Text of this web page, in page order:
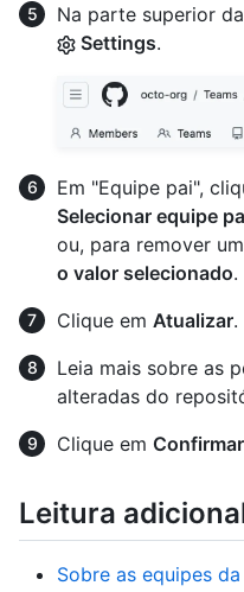
Na parte superior
Settings.
Em "Equipe pai",
Selecionar equipe
ou, para remover
o valor selecionado.
Clique em Atualizar.
Leia mais sobre as
alteradas do
Clique em
Leitura
Sobre as equipes